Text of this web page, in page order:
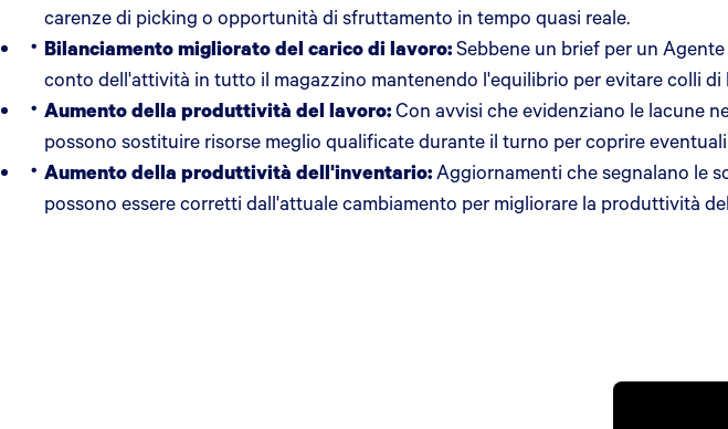
carenze di picking o opportunità di sfruttamento in tempo quasi reale.
Bilanciamento migliorato del carico di lavoro:Sebbene un brief per un
conto dell'attività in tutto il magazzino mantenendo l'equilibrio per evitare colli
Aumento della produttività del lavoro:Con avvisi che evidenziano le lacune
possono sostituire risorse meglio qualificate durante il turno per coprire
Aumento della produttività dell'inventario:Aggiornamenti che segnalano le
possono essere corretti dall'attuale cambiamento per migliorare la produttività